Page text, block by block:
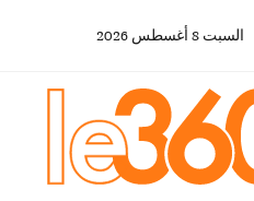
السبت 8 أغسطس 2026